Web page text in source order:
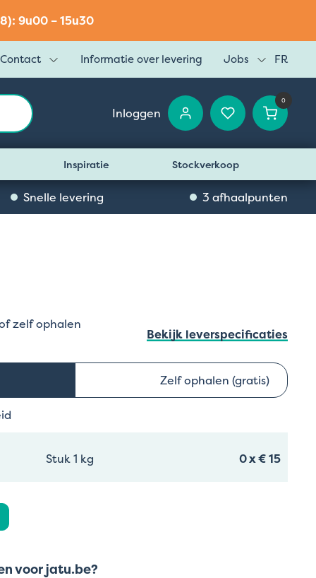
9u00 – 15u30
Contact Informatie over levering Jobs FR
Inloggen
0
Inspiratie Stockverkoop
Snelle levering 3 afhaalpunten
zelf ophalen
Bekijk leverspecificaties
Zelf ophalen (gratis)
Stuk 1 kg 0x€ 15
voor jatu.be?